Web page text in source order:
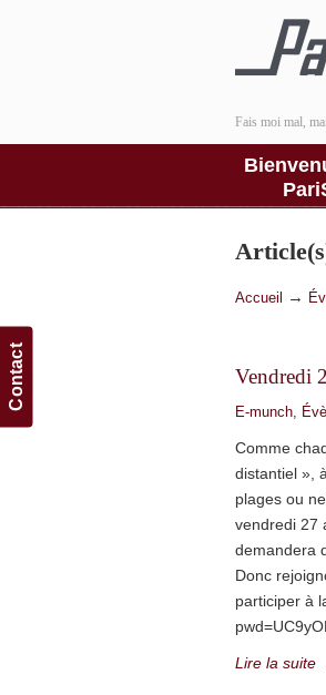
Contact
Fais moi mal,
Accueil →
Vendredi
E-munch,
Comme
distantiel »,
plages ou
vendredi 27
demandera
Donc
participer à
Lire la suite